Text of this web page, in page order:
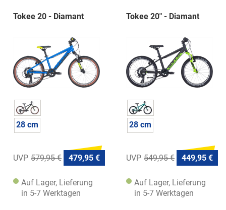
Tokee 20 - Diamant
28 cm
579,95 € 479,95 €
Auf Lager, Lieferung
in 5-7 Werktagen
Tokee 20" - Diamant
28 cm
549,95 € 449,95 €
Auf Lager, Lieferung
in 5-7 Werktagen